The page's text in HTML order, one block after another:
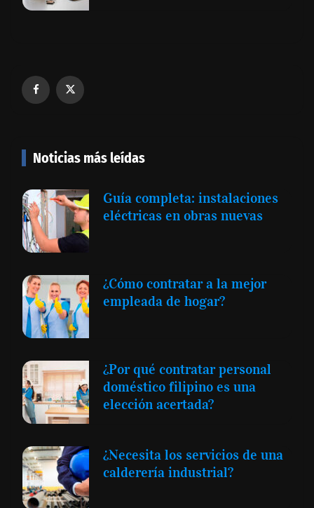
Noticias más leídas
Guía completa: instalaciones
eléctricas en obras nuevas
¿Cómo contratar a la mejor
empleada de hogar?
¿Por qué contratar personal
doméstico filipino es una
elección acertada?
¿Necesita los servicios de una
calderería industrial?